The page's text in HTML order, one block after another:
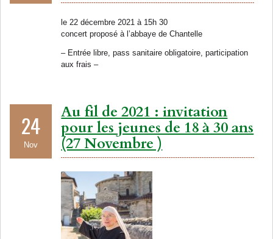
le 22 décembre 2021 à 15h 30
concert proposé à l’abbaye de Chantelle
– Entrée libre, pass sanitaire obligatoire, participation
aux frais –
24
Nov
Au fil de 2021 : invitation
pour les jeunes de 18 à 30 ans
(27 Novembre )